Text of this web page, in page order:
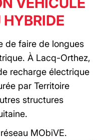
HYBRIDE
de faire de longues
À Lacq-Orthez,
recharge électrique
par Territoire
structures
MObiVE.